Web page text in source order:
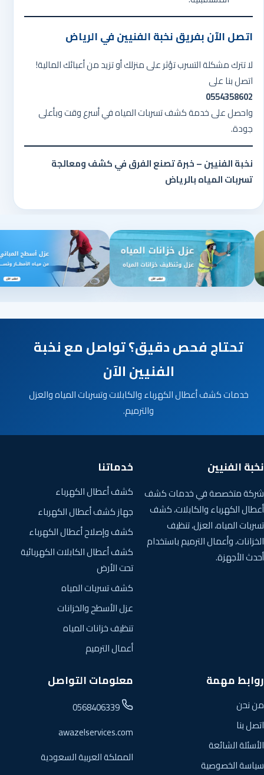
اتصل الآن بفريق نخبة الفنيين في الرياض
لا تترك مشكلة التسرب تؤثر على منزلك أو تزيد من أعبائك المالية!
اتصل بنا على
0554358602
واحصل على خدمة كشف تسربات المياه في أسرع وقت وبأعلى
جودة.
نخبة الفنيين – خبرة تصنع الفرق في كشف ومعالجة
تسربات المياه بالرياض
تحتاج فحص دقيق؟ تواصل مع نخبة
الفنيين الآن
خدمات كشف أعطال الكهرباء والكابلات وتسربات المياه والعزل
والترميم.
نخبة الفنيين
شركة متخصصة في خدمات كشف
أعطال الكهرباء والكابلات، كشف
تسربات المياه، العزل، تنظيف
الخزانات، وأعمال الترميم باستخدام
أحدث الأجهزة.
خدماتنا
كشف أعطال الكهرباء
جهاز كشف أعطال الكهرباء
كشف وإصلاح أعطال الكهرباء
كشف أعطال الكابلات الكهربائية
تحت الأرض
كشف تسربات المياه
عزل الأسطح والخزانات
تنظيف خزانات المياه
أعمال الترميم
روابط مهمة
من نحن
اتصل بنا
الأسئلة الشائعة
سياسة الخصوصية
معلومات التواصل
awazelservices.com
المملكة العربية السعودية